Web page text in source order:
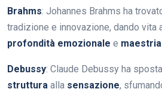
Brahms: Johannes Brahms ha
tradizione e innovazione, dando vita
profondità emozionale e
Debussy: Claude Debussy ha
struttura alla sensazione,